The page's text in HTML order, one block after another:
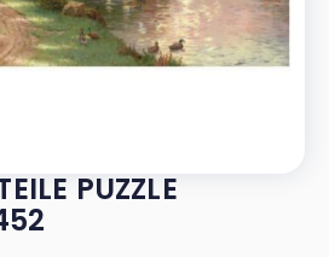
PUZZLE